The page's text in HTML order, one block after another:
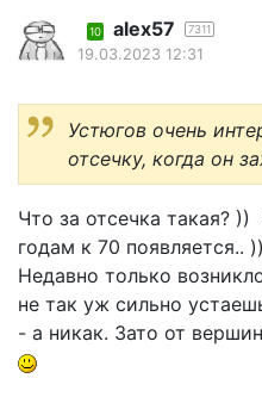
10 alex57 7311
19.03.2023 12:31
Устюгов очень
отсечку, когда он
Что за отсечка такая?
годам к 70 появляется.. ))
Недавно только
не так уж сильно
- а никак. Зато от